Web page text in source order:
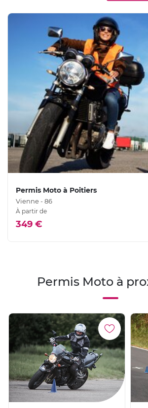
Permis Moto à Poitiers
Vienne - 86
À partir de
349 €
Permis Moto à